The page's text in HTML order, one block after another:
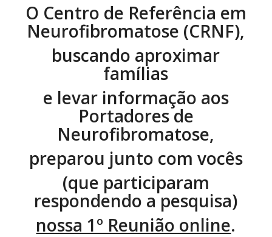
O Centro de Referência em
Neurofibromatose (CRNF),
buscando aproximar
famílias
e levar informação aos
Portadores de
Neurofibromatose,
preparou junto com vocês
(que participaram
respondendo a pesquisa)
nossa 1º Reunião online.